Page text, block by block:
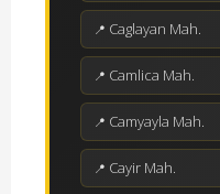
Caglayan Mah.
Camlica Mah.
Camyayla Mah.
Cayir Mah.